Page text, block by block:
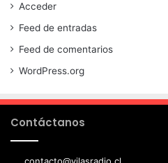
Acceder
Feed de entradas
Feed de comentarios
WordPress.org
Contáctanos